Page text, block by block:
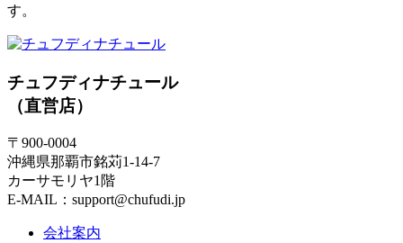
す。
チュフディナチュール
（直営店）
〒900-0004
沖縄県那覇市銘苅1-14-7
カーサモリヤ1階
E-MAIL：support@chufudi.jp
会社案内